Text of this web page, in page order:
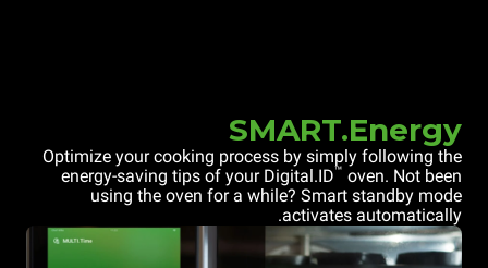
SMART.Energy
Optimize your cooking process by simply following the
energy-saving tips of your Digital.ID™ oven. Not been
using the oven for a while? Smart standby mode
activates automatically.